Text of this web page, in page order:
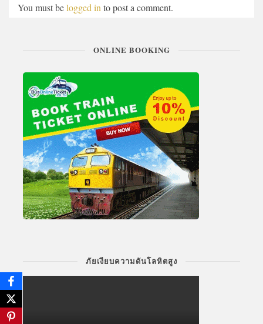
You must belogged in to post a comment.
ONLINE BOOKING
ภัยเงียบความดันโลหิตสูง